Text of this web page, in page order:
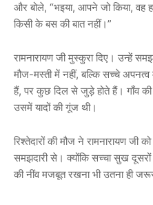
और बोले, “भइया, आपने जो किया, वह
किसी के बस की बात नहीं।”
रामनारायण जी मुस्कुरा दिए। उन्हें
मौज-मस्ती में नहीं, बल्कि सच्चे
हैं, पर कुछ दिल से जुड़े होते हैं। गाँव की
उसमें यादों की गूंज थी।
रिश्तेदारों की मौज ने रामनारायण जी
समझदारी से। क्योंकि सच्चा सुख
की नींव मजबूत रखना भी उतना ही